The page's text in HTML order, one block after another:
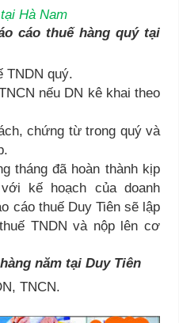
Hà Nam
cáo thuế hàng quý tại
TNDN quý.
nếu DN kê khai theo
chứng từ trong quý và
tháng đã hoàn thành kịp
kế hoạch của doanh
cáo thuế Duy Tiên sẽ lập
TNDN và nộp lên cơ
năm tại Duy Tiên
TNCN.